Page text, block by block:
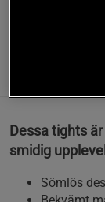
Dessa tights
smidig
Sömlös